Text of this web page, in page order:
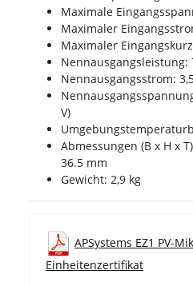
Maximale
Maximaler
Maximaler
Nennausgangsleistung:
Nennausgangsstrom:
V)
Abmessungen (B x H x
36.5 mm
Gewicht: 2,9 kg
APSystems EZ1 PV-
Einheitenzertifikat